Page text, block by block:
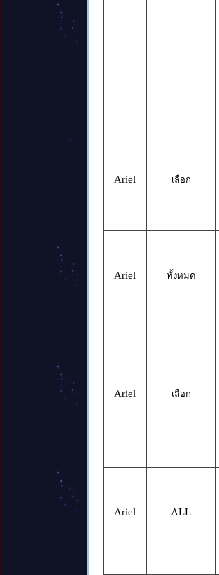
Ariel เลือก
Ariel ทั้งหมด
Ariel เลือก
Ariel ALL